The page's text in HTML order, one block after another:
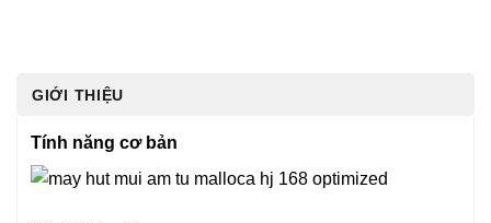
GIỚI THIỆU
Tính năng cơ bản